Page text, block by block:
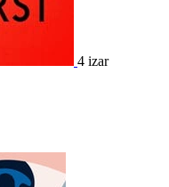
4 izar